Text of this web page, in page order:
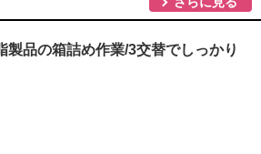
製品の箱詰め作業/3交替でしっかり